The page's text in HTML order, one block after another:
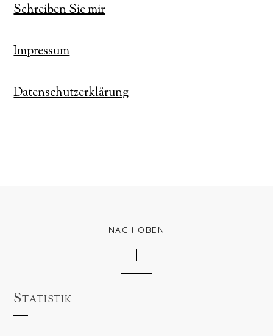
Schreiben Sie mir
Impressum
Datenschutzerklärung
NACH OBEN
Statistik